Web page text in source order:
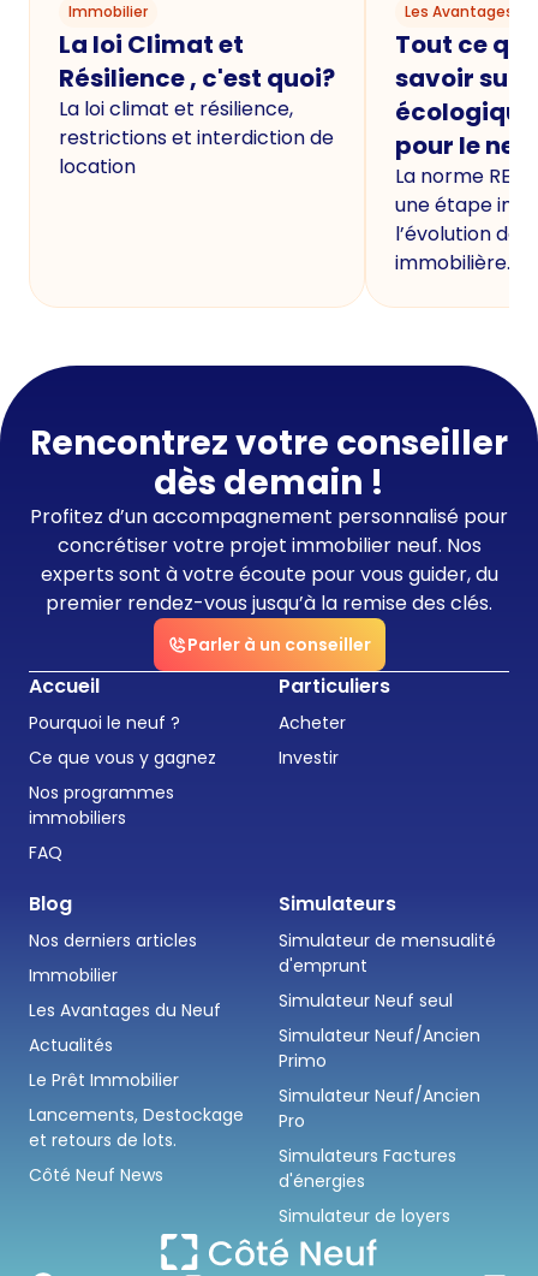
Immobilier
La loi Climat et
Résilience , c'est quoi?
La loi climat et résilience,
restrictions et interdiction de
location
Les Avantages
Tout ce
savoir sur
écologique
pour le
La norme
une étape
l’évolution de
immobilière.
Rencontrez votre conseiller
dès demain !
Profitez d’un accompagnement personnalisé pour
concrétiser votre projet immobilier neuf. Nos
experts sont à votre écoute pour vous guider, du
premier rendez-vous jusqu’à la remise des clés.
Parler à un conseiller
Accueil
Pourquoi le neuf ?
Ce que vous y gagnez
Nos programmes
immobiliers
FAQ
Particuliers
Acheter
Investir
Blog
Nos derniers articles
Immobilier
Les Avantages du Neuf
Actualités
Le Prêt Immobilier
Lancements, Destockage
et retours de lots.
Côté Neuf News
Simulateurs
Simulateur de mensualité
d'emprunt
Simulateur Neuf seul
Simulateur Neuf/Ancien
Primo
Simulateur Neuf/Ancien
Pro
Simulateurs Factures
d'énergies
Simulateur de loyers